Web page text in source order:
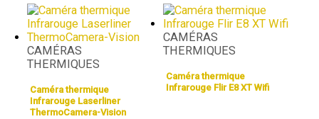
CAMÉRAS
THERMIQUES
Caméra thermique
Infrarouge Laserliner
ThermoCamera-Vision
CAMÉRAS
THERMIQUES
Caméra thermique
Infrarouge Flir E8 XT Wifi